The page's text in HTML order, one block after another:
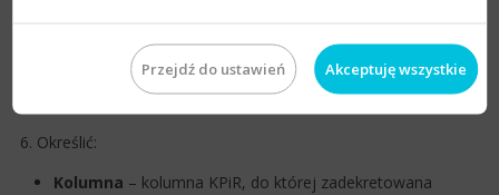
6. Określić:
Kolumna – kolumna KPiR, do której zadekretowana
Przejdź do ustawień Akceptuję wszystkie